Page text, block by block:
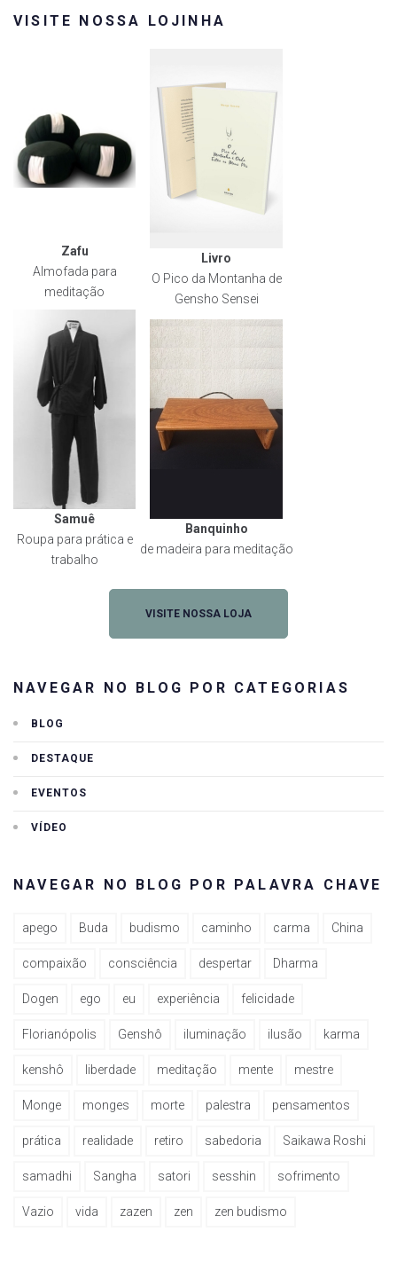
VISITE NOSSA LOJINHA
Zafu
Almofada para
meditação
Livro
O Pico da Montanha de
Gensho Sensei
Samuê
Roupa para prática e
trabalho
Banquinho
de madeira para meditação
VISITE NOSSA LOJA
NAVEGAR NO BLOG POR CATEGORIAS
BLOG
DESTAQUE
EVENTOS
VÍDEO
NAVEGAR NO BLOG POR PALAVRA CHAVE
apego Buda budismo caminho carma China
compaixão consciência despertar Dharma
Dogen ego eu experiência felicidade
Florianópolis Genshô iluminação ilusão karma
kenshô liberdade meditação mente mestre
Monge monges morte palestra pensamentos
prática realidade retiro sabedoria Saikawa Roshi
samadhi Sangha satori sesshin sofrimento
Vazio vida zazen zen zen budismo